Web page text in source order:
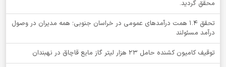
محقق گردید.
تحقق ۱.۴ همت درآمدهای عمومی در خراسان جنوبی؛ همه مدیران در وصول
درآمد مسئولند
توقيف کامیون کشنده حامل 23 هزار لیتر گاز مایع قاچاق در نهبندان